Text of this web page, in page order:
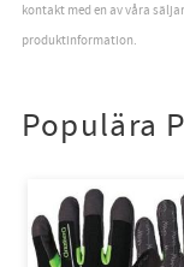
kontakt med en av våra
produktinformation.
Populära